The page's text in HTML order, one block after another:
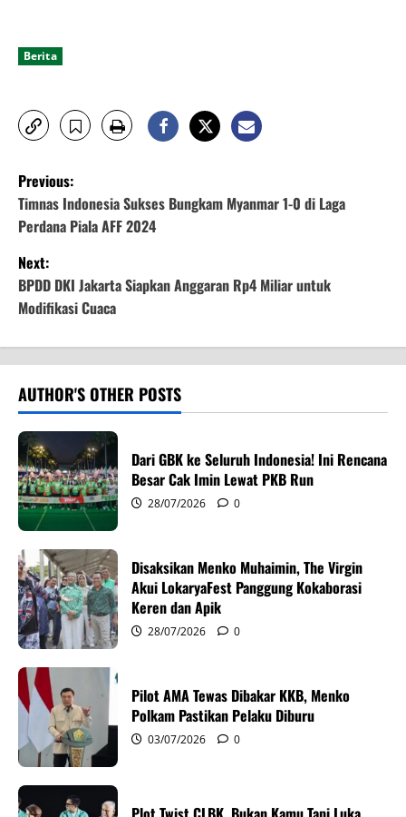
Berita
P
o
s
t
n
a
v
i
g
a
t
i
o
n
Previous:
Timnas Indonesia Sukses Bungkam Myanmar 1-0 di Laga
Perdana Piala AFF 2024
Next:
BPDD DKI Jakarta Siapkan Anggaran Rp4 Miliar untuk
Modifikasi Cuaca
AUTHOR'S OTHER POSTS
Dari GBK ke Seluruh Indonesia! Ini Rencana
Besar Cak Imin Lewat PKB Run
28/07/2026 0
Disaksikan Menko Muhaimin, The Virgin
Akui LokaryaFest Panggung Kokaborasi
Keren dan Apik
28/07/2026 0
Pilot AMA Tewas Dibakar KKB, Menko
Polkam Pastikan Pelaku Diburu
03/07/2026 0